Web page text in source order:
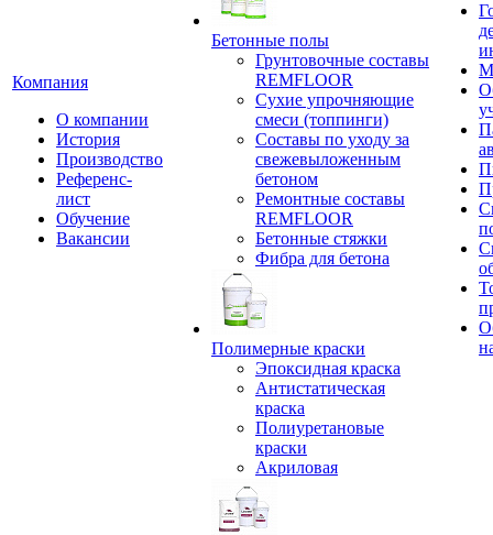
Компания
О компании
История
Производство
Референс-
лист
Обучение
Вакансии
Бетонные полы
Грунтовочные составы
REMFLOOR
Сухие упрочняющие
смеси (топпинги)
Составы по уходу за
свежевыложенным
бетоном
Ремонтные составы
REMFLOOR
Бетонные стяжки
Фибра для бетона
Полимерные краски
Эпоксидная краска
Антистатическая
краска
Полиуретановые
краски
Акриловая